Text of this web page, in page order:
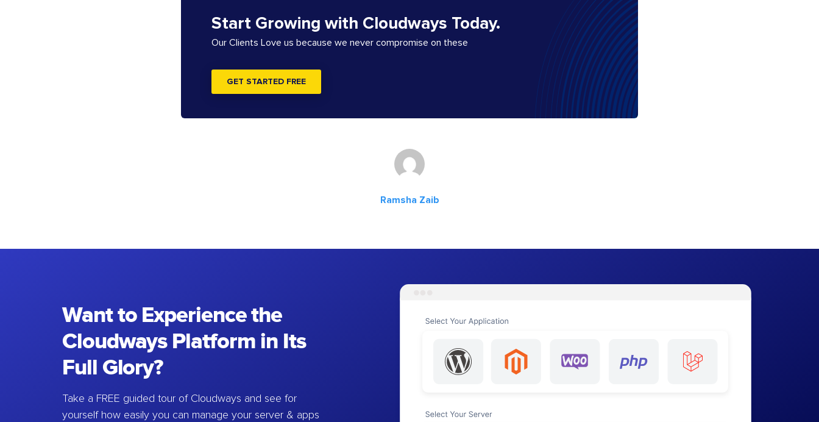
Start Growing with Cloudways Today.
Our Clients Love us because we never compromise on these
GET STARTED FREE
Ramsha Zaib
Want to Experience the
Cloudways Platform in Its
Full Glory?
Take a FREE guided tour of Cloudways and see for
yourself how easily you can manage your server & apps